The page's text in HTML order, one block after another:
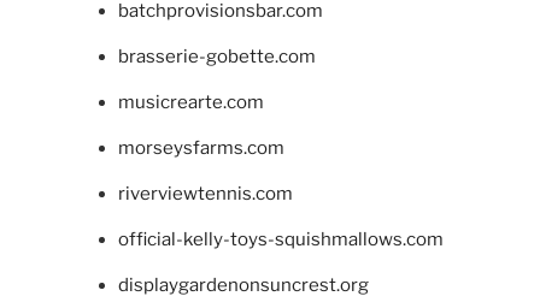
batchprovisionsbar.com
brasserie-gobette.com
musicrearte.com
morseysfarms.com
riverviewtennis.com
official-kelly-toys-squishmallows.com
displaygardenonsuncrest.org